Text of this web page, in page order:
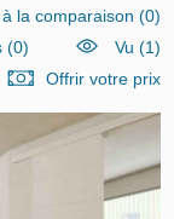
la comparaison (0)
(0)
Vu (1)
Offrir votre prix